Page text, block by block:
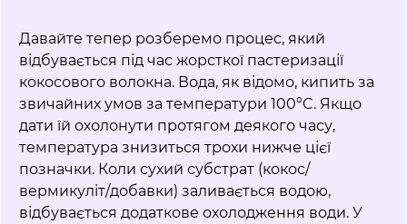
Давайте тепер розберемо процес, який
відбувається під час жорсткої пастеризації
кокосового волокна. Вода, як відомо, кипить за
звичайних умов за температури 100°C. Якщо
дати їй охолонути протягом деякого часу,
температура знизиться трохи нижче цієї
позначки. Коли сухий субстрат (кокос/
вермикуліт/добавки) заливається водою,
відбувається додаткове охолодження води. У